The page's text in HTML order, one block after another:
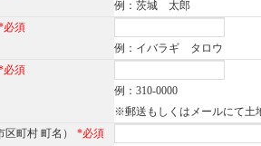
例：茨城 太郎
必須
例：イバラギ タロウ
必須
例：310-0000
※郵送もしくはメールにて土
区町村 町名）
*必須